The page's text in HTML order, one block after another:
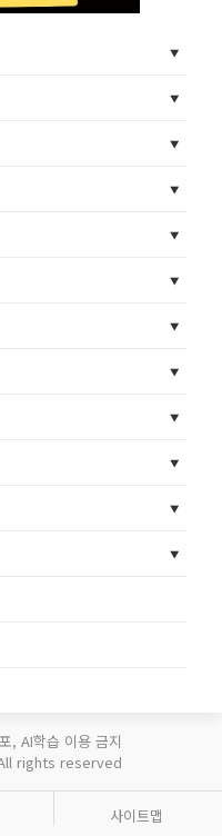
, AI학습 이용 금지
rights reserved
사이트맵